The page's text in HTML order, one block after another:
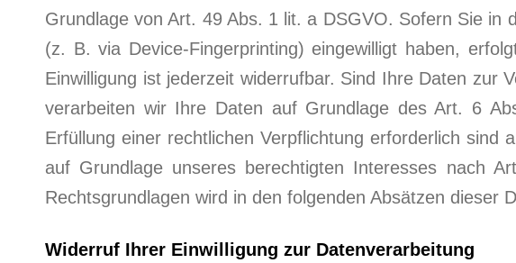
Grundlage von Art. 49 Abs. 1 lit. a DSGVO. Sofern Sie
(z. B. via Device-Fingerprinting) eingewilligt haben,
Einwilligung ist jederzeit widerrufbar. Sind Ihre Daten zur
verarbeiten wir Ihre Daten auf Grundlage des Art. 6
Erfüllung einer rechtlichen Verpflichtung erforderlich
auf Grundlage unseres berechtigten Interesses nach
Rechtsgrundlagen wird in den folgenden Absätzen dieser
Widerruf Ihrer Einwilligung zur Datenverarbeitung